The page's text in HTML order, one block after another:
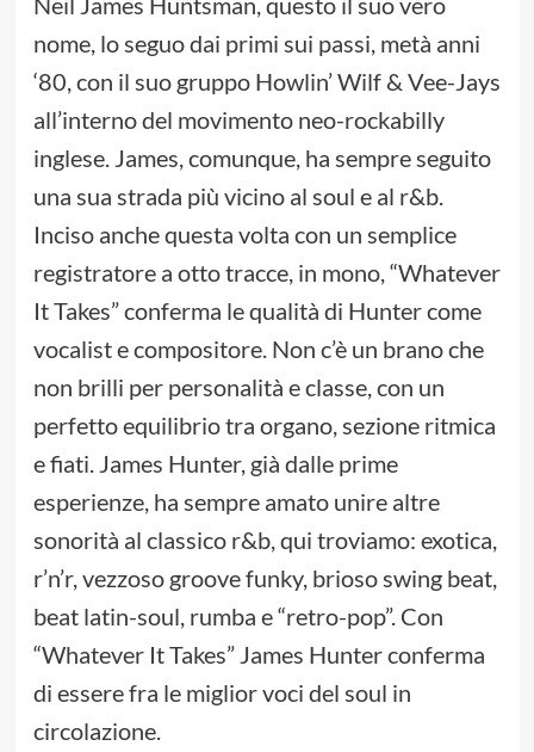
nome, lo seguo dai primi sui passi, metà anni
‘80, con il suo gruppo Howlin’ Wilf & Vee-Jays
all’interno del movimento neo-rockabilly
inglese. James, comunque, ha sempre seguito
una sua strada più vicino al soul e al r&b.
Inciso anche questa volta con un semplice
registratore a otto tracce, in mono, “Whatever
It Takes” conferma le qualità di Hunter come
vocalist e compositore. Non c’è un brano che
non brilli per personalità e classe, con un
perfetto equilibrio tra organo, sezione ritmica
e fiati. James Hunter, già dalle prime
esperienze, ha sempre amato unire altre
sonorità al classico r&b, qui troviamo: exotica,
r’n’r, vezzoso groove funky, brioso swing beat,
beat latin-soul, rumba e “retro-pop”. Con
“Whatever It Takes” James Hunter conferma
di essere fra le miglior voci del soul in
circolazione.